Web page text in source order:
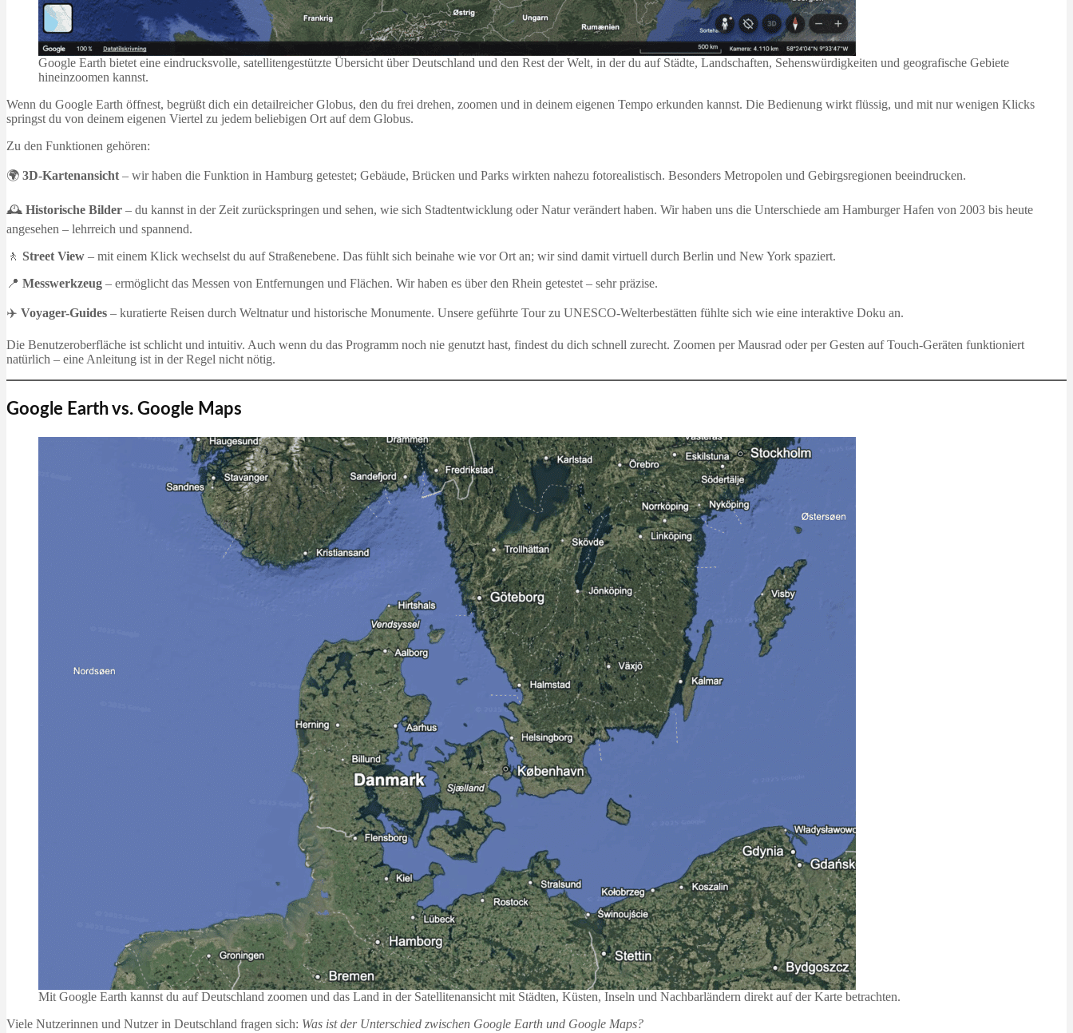
Google Earth bietet eine eindrucksvolle, satellitengestützte Übersicht über Deutschland und den Rest der Welt, in der du auf Städte, Landschaften, Sehenswürdigkeiten und geografische Gebiete
hineinzoomen kannst.
Wenn du Google Earth öffnest, begrüßt dich ein detailreicher Globus, den du frei drehen, zoomen und in deinem eigenen Tempo erkunden kannst. Die Bedienung wirkt flüssig, und mit nur wenigen Klicks
springst du von deinem eigenen Viertel zu jedem beliebigen Ort auf dem Globus.
Zu den Funktionen gehören:
🌍 3D-Kartenansicht – wir haben die Funktion in Hamburg getestet; Gebäude, Brücken und Parks wirkten nahezu fotorealistisch. Besonders Metropolen und Gebirgsregionen beeindrucken.
🕰 Historische Bilder – du kannst in der Zeit zurückspringen und sehen, wie sich Stadtentwicklung oder Natur verändert haben. Wir haben uns die Unterschiede am Hamburger Hafen von 2003 bis heute
angesehen – lehrreich und spannend.
🚶 Street View – mit einem Klick wechselst du auf Straßenebene. Das fühlt sich beinahe wie vor Ort an; wir sind damit virtuell durch Berlin und New York spaziert.
📍 Messwerkzeug – ermöglicht das Messen von Entfernungen und Flächen. Wir haben es über den Rhein getestet – sehr präzise.
✈️ Voyager-Guides – kuratierte Reisen durch Weltnatur und historische Monumente. Unsere geführte Tour zu UNESCO-Welterbestätten fühlte sich wie eine interaktive Doku an.
Die Benutzeroberfläche ist schlicht und intuitiv. Auch wenn du das Programm noch nie genutzt hast, findest du dich schnell zurecht. Zoomen per Mausrad oder per Gesten auf Touch-Geräten funktioniert
natürlich – eine Anleitung ist in der Regel nicht nötig.
Google Earth vs. Google Maps
Mit Google Earth kannst du auf Deutschland zoomen und das Land in der Satellitenansicht mit Städten, Küsten, Inseln und Nachbarländern direkt auf der Karte betrachten.
Viele Nutzerinnen und Nutzer in Deutschland fragen sich: Was ist der Unterschied zwischen Google Earth und Google Maps?